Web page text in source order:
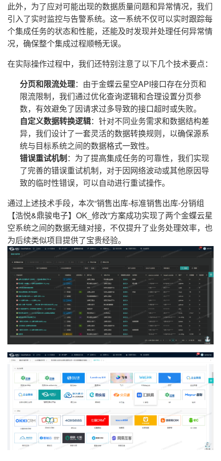
此外，为了应对可能出现的数据质量问题和异常情况，我们
引入了实时监控与告警系统。这一系统不仅可以实时跟踪每
个集成任务的状态和性能，还能及时发现并处理任何异常情
况，确保整个集成过程顺畅无误。
在实际操作过程中，我们还特别注意了以下几个技术要点：
分页和限流处理：由于金蝶云星空API接口存在分页和
限流限制，我们通过优化查询逻辑和合理设置分页参
数，有效避免了因请求过多导致的接口超时或失败。
自定义数据转换逻辑：针对不同业务需求和数据结构差
异，我们设计了一套灵活的数据转换规则，以确保源系
统与目标系统之间的数据格式一致性。
错误重试机制：为了提高集成任务的可靠性，我们实现
了完善的错误重试机制，对于因网络波动或其他原因导
致的临时性错误，可以自动进行重试操作。
通过上述技术手段，本次“销售出库-标准销售出库-分销组
【浩悦&鼎骏电子】OK_修改”方案成功实现了两个金蝶云星
空系统之间的数据无缝对接，不仅提升了业务处理效率，也
为后续类似项目提供了宝贵经验。